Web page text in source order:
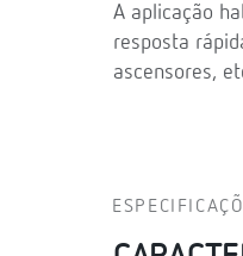
A aplicação
resposta
ascensores,